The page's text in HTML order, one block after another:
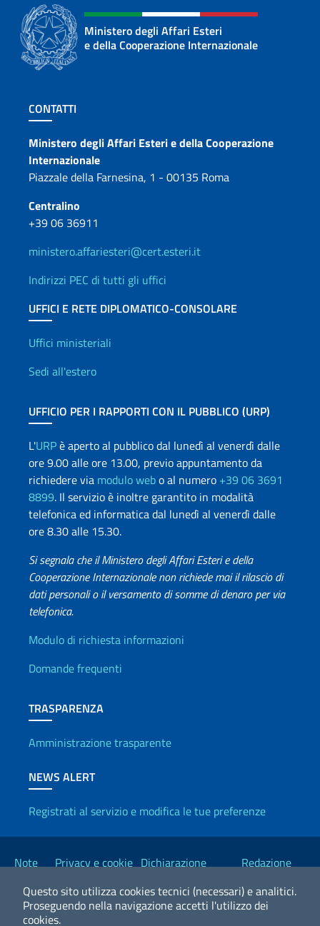
Questo sito utilizza cookies tecnici (necessari) e analitici.
Proseguendo nella navigazione accetti l'utilizzo dei
cookies.
Ministero degli Affari Esteri
e della Cooperazione Internazionale
Sezione footer
CONTATTI
Contatti
Ministero degli Affari Esteri e della Cooperazione
Internazionale
Piazzale della Farnesina, 1 - 00135 Roma
Centralino
+39 06 36911
ministero.affariesteri@cert.esteri.it
Indirizzi PEC di tutti gli uffici
UFFICI E RETE DIPLOMATICO-CONSOLARE
Uffici e Rete diplomatica
Uffici ministeriali
Sedi all'estero
UFFICIO PER I RAPPORTI CON IL PUBBLICO (URP)
L'URPè aperto al pubblico dal lunedì al venerdì dalle
ore 9.00 alle ore 13.00, previo appuntamento da
richiedere via modulo webo al numero +39 06 3691
8899. Il servizio è inoltre garantito in modalità
telefonica ed informatica dal lunedì al venerdì dalle
ore 8.30 alle 15.30.
Si segnala che il Ministero degli Affari Esteri e della
Cooperazione Internazionale non richiede mai il rilascio di
dati personali o il versamento di somme di denaro per via
telefonica.
Info utili
Modulo di richiesta informazioni
Domande frequenti
TRASPARENZA
Amministrazione trasparente
NEWS ALERT
Registrati al servizio e modifica le tue preferenze
Link Utili
Note
Privacy e cookie Dichiarazione
Redazione